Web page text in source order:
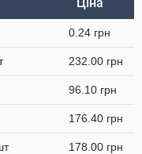
0.24 грн
232.00 грн
96.10 грн
176.40 грн
178.00 грн